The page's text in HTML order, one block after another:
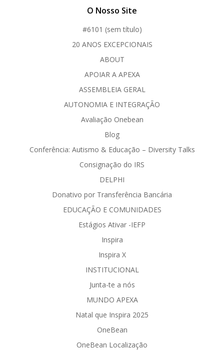
O Nosso Site
#6101 (sem título)
20 ANOS EXCEPCIONAIS
ABOUT
APOIAR A APEXA
ASSEMBLEIA GERAL
AUTONOMIA E INTEGRAÇÃO
Avaliação Onebean
Blog
Conferência: Autismo & Educação – Diversity Talks
Consignação do IRS
DELPHI
Donativo por Transferência Bancária
EDUCAÇÃO E COMUNIDADES
Estágios Ativar -IEFP
Inspira
Inspira X
INSTITUCIONAL
Junta-te a nós
MUNDO APEXA
Natal que Inspira 2025
OneBean
OneBean Localização